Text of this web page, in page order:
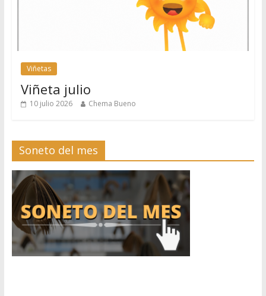
Viñetas
Viñeta julio
10 julio 2026 Chema Bueno
Soneto del mes